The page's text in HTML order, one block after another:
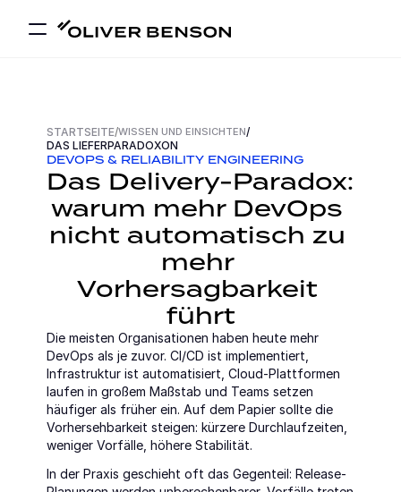
STARTSEITE/WISSEN UND EINSICHTEN/
DAS LIEFERPARADOXON
DEVOPS & RELIABILITY ENGINEERING
Das Delivery-Paradox:
warum mehr DevOps
nicht automatisch zu
mehr
Vorhersagbarkeit
führt
Die meisten Organisationen haben heute mehr
DevOps als je zuvor. CI/CD ist implementiert,
Infrastruktur ist automatisiert, Cloud-Plattformen
laufen in großem Maßstab und Teams setzen
häufiger als früher ein. Auf dem Papier sollte die
Vorhersehbarkeit steigen: kürzere Durchlaufzeiten,
weniger Vorfälle, höhere Stabilität.
In der Praxis geschieht oft das Gegenteil: Release-